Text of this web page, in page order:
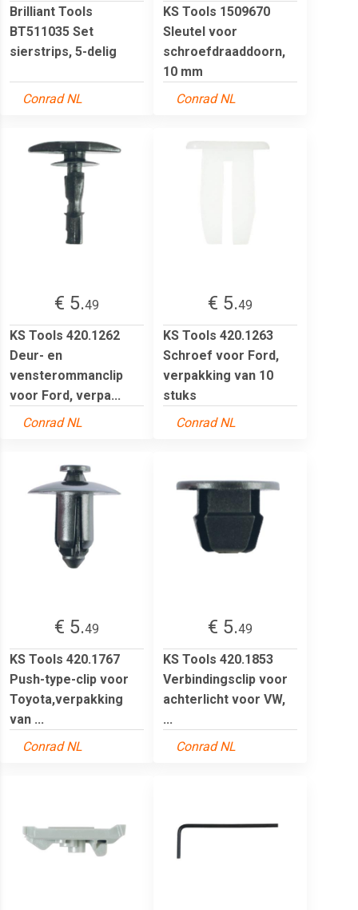
Brilliant Tools
BT511035 Set
sierstrips, 5-delig
Conrad NL
KS Tools 1509670
Sleutel voor
schroefdraaddoorn,
10 mm
Conrad NL
€ 5.49
KS Tools 420.1262
Deur- en
vensterommanclip
voor Ford, verpa...
Conrad NL
€ 5.49
KS Tools 420.1263
Schroef voor Ford,
verpakking van 10
stuks
Conrad NL
€ 5.49
KS Tools 420.1767
Push-type-clip voor
Toyota,verpakking
van ...
Conrad NL
€ 5.49
KS Tools 420.1853
Verbindingsclip voor
achterlicht voor VW,
...
Conrad NL